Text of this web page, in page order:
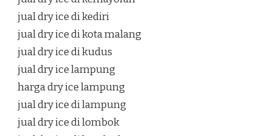
jual dry ice di kediri
jual dry ice di kota malang
jual dry ice di kudus
jual dry ice lampung
harga dry ice lampung
jual dry ice di lampung
jual dry ice di lombok